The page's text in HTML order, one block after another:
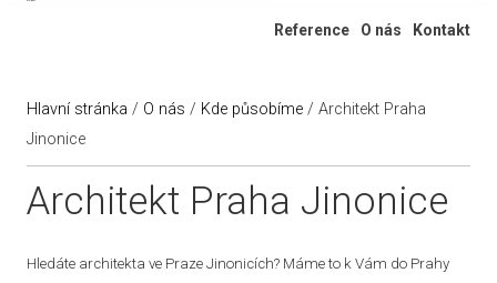
Reference O nás Kontakt
Hlavní stránka / O nás / Kde působíme / Architekt Praha
Jinonice
Architekt Praha Jinonice
Hledáte architekta ve Praze Jinonicích? Máme to k Vám do Prahy